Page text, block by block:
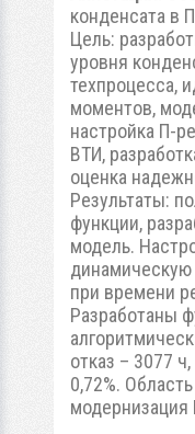
конденсата в
Цель:
уровня
техпроцесса,
моментов,
настройка П-
ВТИ,
оценка
Результаты:
функции,
модель.
при времени
Разработаны
отказ – 3077
0,72%.